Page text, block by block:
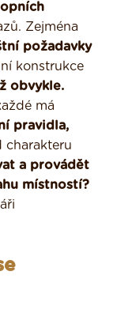
Zejména
požadavky
konstrukce
obvykle.
má
pravidla,
charakteru
a provádět
místností?